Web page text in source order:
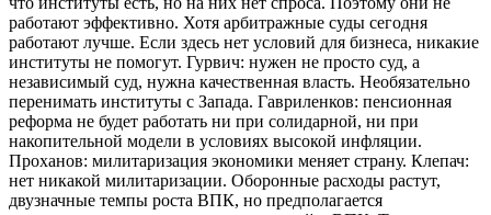
работают эффективно. Хотя арбитражные суды сегодня
работают лучше. Если здесь нет условий для бизнеса, никакие
институты не помогут. Гурвич: нужен не просто суд, а
независимый суд, нужна качественная власть. Необязательно
перенимать институты с Запада. Гавриленков: пенсионная
реформа не будет работать ни при солидарной, ни при
накопительной модели в условиях высокой инфляции.
Проханов: милитаризация экономики меняет страну. Клепач:
нет никакой милитаризации. Оборонные расходы растут,
двузначные темпы роста ВПК, но предполагается